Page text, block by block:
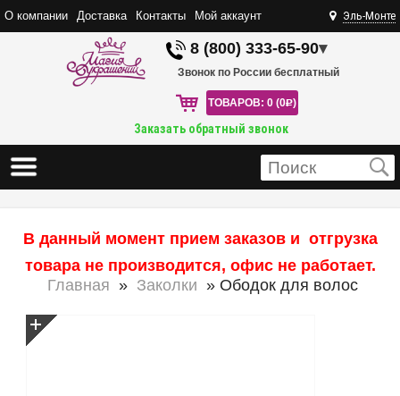
О компании Доставка Контакты Мой аккаунт Эль-Монте
8 (800) 333-65-90▾
Звонок по России бесплатный
ТОВАРОВ: 0 (0R)
Заказать обратный звонок
В данный момент прием заказов и отгрузка
товара не производится, офис не работает.
Главная » Заколки » Ободок для волос